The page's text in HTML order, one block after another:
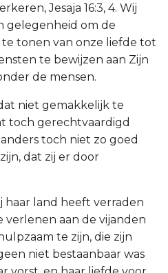
Jesaja 16:3, 4. Wij
gelegenheid om de
tonen van onze liefde tot
te bewijzen aan Zijn
de mensen.
niet gemakkelijk te
toch gerechtvaardigd
toch niet zo goed
dat zij er door
haar land heeft verraden
verlenen aan de vijanden
te zijn, die zijn
niet bestaanbaar was